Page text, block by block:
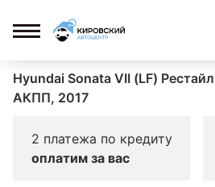
Hyundai Sonata VII (LF)
АКПП, 2017
2 платежа по кредиту
оплатим за вас